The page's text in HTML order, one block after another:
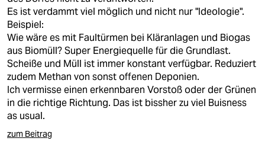
Es ist verdammt viel möglich und nicht nur "Ideologie".
Beispiel:
Wie wäre es mit Faultürmen bei Kläranlagen und Biogas
aus Biomüll? Super Energiequelle für die Grundlast.
Scheiße und Müll ist immer konstant verfügbar. Reduziert
zudem Methan von sonst offenen Deponien.
Ich vermisse einen erkennbaren Vorstoß oder der Grünen
in die richtige Richtung. Das ist bissher zu viel Buisness
as usual.
zum Beitrag